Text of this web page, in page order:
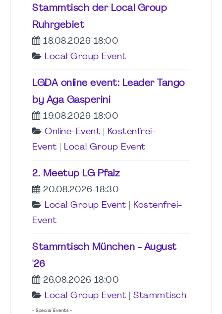
Stammtisch der Local Group
Ruhrgebiet
18.08.2026 18:00
Local Group Event
LGDA online event: Leader Tango
by Aga Gasperini
19.08.2026 18:00
Online-Event
Kostenfrei-
Event
Local Group Event
2. Meetup LG Pfalz
20.08.2026 18:30
Local Group Event
Kostenfrei-
Event
Stammtisch München - August
'26
26.08.2026 18:00
Local Group Event
Stammtisch
- Special Events -